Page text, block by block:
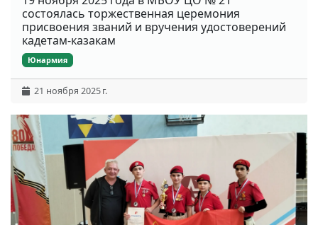
состоялась торжественная церемония
присвоения званий и вручения удостоверений
кадетам-казакам
Юнармия
21 ноября 2025 г.